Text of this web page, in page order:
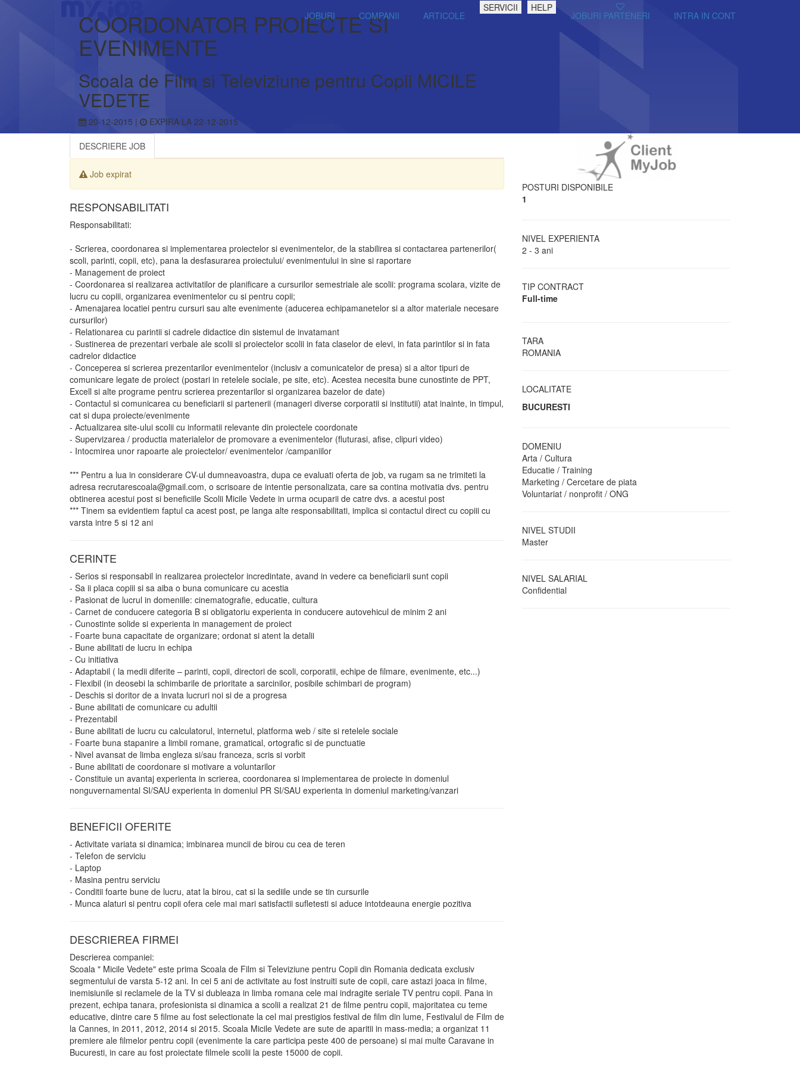
JOBURI COMPANII ARTICOLE
SERVICII HELP
JOBURI PARTENERI INTRA IN CONT
COORDONATOR PROIECTE SI
EVENIMENTE
Scoala de Film si Televiziune pentru Copii MICILE
VEDETE
20-12-2015 | EXPIRA LA 22-12-2015
POSTURI DISPONIBILE
1
NIVEL EXPERIENTA
2 - 3 ani
TIP CONTRACT
Full-time
TARA
ROMANIA
LOCALITATE
BUCURESTI
DOMENIU
Arta / Cultura
Educatie / Training
Marketing / Cercetare de piata
Voluntariat / nonprofit / ONG
NIVEL STUDII
Master
NIVEL SALARIAL
Confidential
DESCRIERE JOB
Job expirat
RESPONSABILITATI
Responsabilitati:
- Scrierea, coordonarea si implementarea proiectelor si evenimentelor, de la stabilirea si contactarea partenerilor(
scoli, parinti, copii, etc), pana la desfasurarea proiectului/ evenimentului in sine si raportare
- Management de proiect
- Coordonarea si realizarea activitatilor de planificare a cursurilor semestriale ale scolii: programa scolara, vizite de
lucru cu copiii, organizarea evenimentelor cu si pentru copii;
- Amenajarea locatiei pentru cursuri sau alte evenimente (aducerea echipamanetelor si a altor materiale necesare
cursurilor)
- Relationarea cu parintii si cadrele didactice din sistemul de invatamant
- Sustinerea de prezentari verbale ale scolii si proiectelor scolii in fata claselor de elevi, in fata parintilor si in fata
cadrelor didactice
- Conceperea si scrierea prezentarilor evenimentelor (inclusiv a comunicatelor de presa) si a altor tipuri de
comunicare legate de proiect (postari in retelele sociale, pe site, etc). Acestea necesita bune cunostinte de PPT,
Excell si alte programe pentru scrierea prezentarilor si organizarea bazelor de date)
- Contactul si comunicarea cu beneficiarii si partenerii (manageri diverse corporatii si institutii) atat inainte, in timpul,
cat si dupa proiecte/evenimente
- Actualizarea site-ului scolii cu informatii relevante din proiectele coordonate
- Supervizarea / productia materialelor de promovare a evenimentelor (fluturasi, afise, clipuri video)
- Intocmirea unor rapoarte ale proiectelor/ evenimentelor /campaniilor
*** Pentru a lua in considerare CV-ul dumneavoastra, dupa ce evaluati oferta de job, va rugam sa ne trimiteti la
adresa recrutarescoala@gmail.com, o scrisoare de intentie personalizata, care sa contina motivatia dvs. pentru
obtinerea acestui post si beneficiile Scolii Micile Vedete in urma ocuparii de catre dvs. a acestui post
*** Tinem sa evidentiem faptul ca acest post, pe langa alte responsabilitati, implica si contactul direct cu copiii cu
varsta intre 5 si 12 ani
CERINTE
- Serios si responsabil in realizarea proiectelor incredintate, avand in vedere ca beneficiarii sunt copii
- Sa ii placa copiii si sa aiba o buna comunicare cu acestia
- Pasionat de lucrul in domeniile: cinematografie, educatie, cultura
- Carnet de conducere categoria B si obligatoriu experienta in conducere autovehicul de minim 2 ani
- Cunostinte solide si experienta in management de proiect
- Foarte buna capacitate de organizare; ordonat si atent la detalii
- Bune abilitati de lucru in echipa
- Cu initiativa
- Adaptabil ( la medii diferite – parinti, copii, directori de scoli, corporatii, echipe de filmare, evenimente, etc...)
- Flexibil (in deosebi la schimbarile de prioritate a sarcinilor, posibile schimbari de program)
- Deschis si doritor de a invata lucruri noi si de a progresa
- Bune abilitati de comunicare cu adultii
- Prezentabil
- Bune abilitati de lucru cu calculatorul, internetul, platforma web / site si retelele sociale
- Foarte buna stapanire a limbii romane, gramatical, ortografic si de punctuatie
- Nivel avansat de limba engleza si/sau franceza, scris si vorbit
- Bune abilitati de coordonare si motivare a voluntarilor
- Constituie un avantaj experienta in scrierea, coordonarea si implementarea de proiecte in domeniul
nonguvernamental SI/SAU experienta in domeniul PR SI/SAU experienta in domeniul marketing/vanzari
BENEFICII OFERITE
- Activitate variata si dinamica; imbinarea muncii de birou cu cea de teren
- Telefon de serviciu
- Laptop
- Masina pentru serviciu
- Conditii foarte bune de lucru, atat la birou, cat si la sediile unde se tin cursurile
- Munca alaturi si pentru copii ofera cele mai mari satisfactii sufletesti si aduce intotdeauna energie pozitiva
DESCRIEREA FIRMEI
Descrierea companiei:
Scoala " Micile Vedete" este prima Scoala de Film si Televiziune pentru Copii din Romania dedicata exclusiv
segmentului de varsta 5-12 ani. In cei 5 ani de activitate au fost instruiti sute de copii, care astazi joaca in filme,
inemisiunile si reclamele de la TV si dubleaza in limba romana cele mai indragite seriale TV pentru copii. Pana in
prezent, echipa tanara, profesionista si dinamica a scolii a realizat 21 de filme pentru copii, majoritatea cu teme
educative, dintre care 5 filme au fost selectionate la cel mai prestigios festival de film din lume, Festivalul de Film de
la Cannes, in 2011, 2012, 2014 si 2015. Scoala Micile Vedete are sute de aparitii in mass-media; a organizat 11
premiere ale filmelor pentru copii (evenimente la care participa peste 400 de persoane) si mai multe Caravane in
Bucuresti, in care au fost proiectate filmele scolii la peste 15000 de copii.